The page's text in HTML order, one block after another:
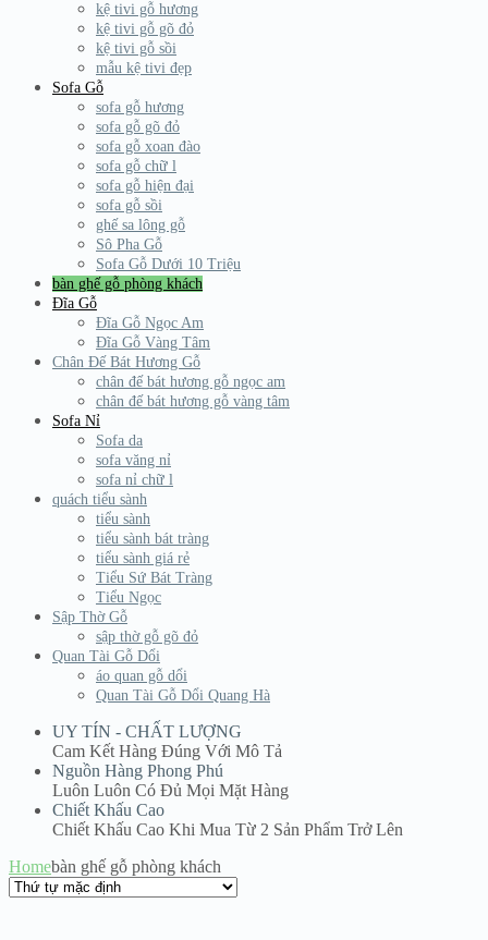
kệ tivi gỗ hương
kệ tivi gỗ gõ đỏ
kệ tivi gỗ sồi
mẫu kệ tivi đẹp
Sofa Gỗ
sofa gỗ hương
sofa gỗ gõ đỏ
sofa gỗ xoan đào
sofa gỗ chữ l
sofa gỗ hiện đại
sofa gỗ sồi
ghế sa lông gỗ
Sô Pha Gỗ
Sofa Gỗ Dưới 10 Triệu
bàn ghế gỗ phòng khách
Đĩa Gỗ
Đĩa Gỗ Ngọc Am
Đĩa Gỗ Vàng Tâm
Chân Đế Bát Hương Gỗ
chân đế bát hương gỗ ngọc am
chân đế bát hương gỗ vàng tâm
Sofa Nỉ
Sofa da
sofa văng nỉ
sofa nỉ chữ l
quách tiểu sành
tiểu sành
tiểu sành bát tràng
tiểu sành giá rẻ
Tiểu Sứ Bát Tràng
Tiểu Ngọc
Sập Thờ Gỗ
sập thờ gỗ gõ đỏ
Quan Tài Gỗ Dổi
áo quan gỗ dổi
Quan Tài Gỗ Dổi Quang Hà
UY TÍN - CHẤT LƯỢNG
Cam Kết Hàng Đúng Với Mô Tả
Nguồn Hàng Phong Phú
Luôn Luôn Có Đủ Mọi Mặt Hàng
Chiết Khấu Cao
Chiết Khấu Cao Khi Mua Từ 2 Sản Phẩm Trở Lên
Homebàn ghế gỗ phòng khách